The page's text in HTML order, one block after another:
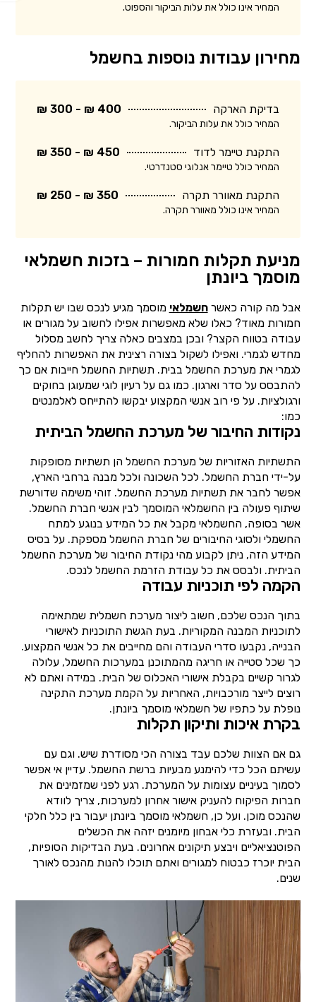
המחיר אינו כולל את עלות הביקור והספוט.
מחירון עבודות נוספות בחשמל
בדיקת הארקה 400 ₪ - 300 ₪
המחיר כולל את עלות הביקור.
התקנת טיימר לדוד 450 ₪ - 350 ₪
המחיר כולל טיימר אנלוגי סטנדרטי.
התקנת מאוורר תקרה 350 ₪ - 250 ₪
המחיר אינו כולל מאוורר תקרה.
מניעת תקלות חמורות – בזכות חשמלאי
מוסמך ביונתן
אבל מה קורה כאשרחשמלאי מוסמך מגיע לנכס שבו יש תקלות
חמורות מאוד? כאלו שלא מאפשרות אפילו לחשוב על מגורים או
עבודה בטווח הקצר? ובכן במצבים כאלה צריך לחשב מסלול
מחדש לגמרי. ואפילו לשקול בצורה רצינית את האפשרות להחליף
לגמרי את מערכת החשמל בבית. תשתיות החשמל חייבות אם כך
להתבסס על סדר וארגון. כמו גם על רעיון לוגי שמעוגן בחוקים
ורגולציות. על פי רוב אנשי המקצוע יבקשו להתייחס לאלמנטים
כמו:
נקודות החיבור של מערכת החשמל הביתית
התשתיות האזוריות של מערכת החשמל הן תשתיות מסופקות
על-ידי חברת החשמל. לכל השכונה ולכל מבנה ברחבי הארץ,
אפשר לחבר את תשתיות מערכת החשמל. זוהי משימה שדורשת
שיתוף פעולה בין החשמלאי המוסמך לבין אנשי חברת החשמל.
אשר בסופה, החשמלאי מקבל את כל המידע בנוגע למתח
החשמלי ולסוגי החיבורים של חברת החשמל מספקת. על בסיס
המידע הזה, ניתן לקבוע מהי נקודת החיבור של מערכת החשמל
הביתית. ולבסס את כל עבודת הזרמת החשמל לנכס.
הקמה לפי תוכניות עבודה
בתוך הנכס שלכם, חשוב ליצור מערכת חשמלית שמתאימה
לתוכניות המבנה המקוריות. בעת הגשת התוכניות לאישורי
הבנייה, נקבעו סדרי העבודה והם מחייבים את כל אנשי המקצוע.
כך שכל סטייה או חריגה מהמתוכנן במערכות החשמל, עלולה
לגרור קשיים בקבלת אישורי האכלוס של הבית. במידה ואתם לא
רוצים לייצר מורכבויות, האחריות על הקמת מערכת התקינה
נופלת על כתפיו של חשמלאי מוסמך ביונתן.
בקרת איכות ותיקון תקלות
גם אם הצוות שלכם עבד בצורה הכי מסודרת שיש. וגם עם
עשיתם הכל כדי להימנע מבעיות ברשת החשמל. עדיין אי אפשר
לסמוך בעיניים עצומות על המערכת. רגע לפני שמזמינים את
חברות הפיקוח להעניק אישור אחרון למערכות, צריך לוודא
שהנכס מוכן. ועל כן, חשמלאי מוסמך ביונתן יעבור בין כלל חלקי
הבית. ובעזרת כלי אבחון מיומנים יזהה את הכשלים
הפוטנציאליים ויבצע תיקונים אחרונים. בעת הבדיקות הסופיות,
הבית יוכרז כבטוח למגורים ואתם תוכלו להנות מהנכס לאורך
שנים.